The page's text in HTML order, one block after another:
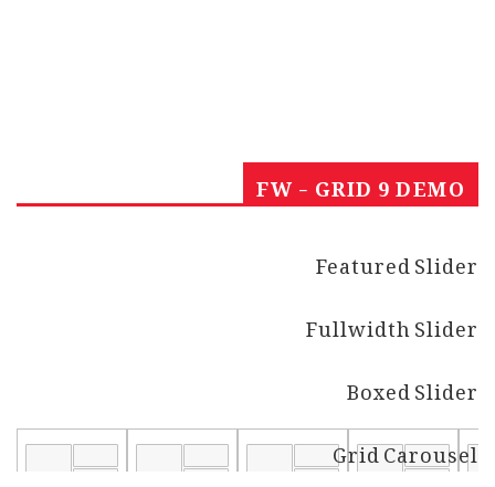
FW - GRID 9 DEMO
Featured Slider
Fullwidth Slider
Boxed Slider
Grid Carousel